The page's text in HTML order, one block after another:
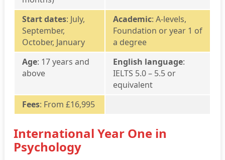
Start dates: July,
September,
October, January
Academic: A-levels,
Foundation or year 1 of
a degree
Age: 17 years and
above
English language:
IELTS 5.0 – 5.5 or
equivalent
Fees: From £16,995
International Year One in
Psychology